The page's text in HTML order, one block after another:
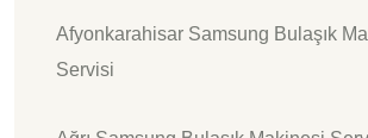
Afyonkarahisar Samsung Bulaşık
Servisi